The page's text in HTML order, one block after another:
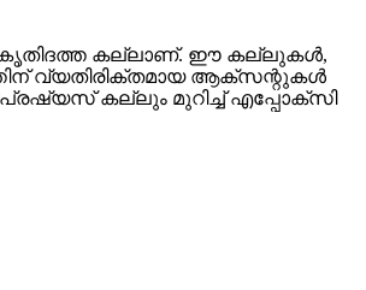
കല്ലാണ്. ഈ കല്ലുകൾ,
വ്യതിരിക്തമായ ആക്സന്റുകൾ
കല്ലും മുറിച്ച് എപ്പോക്സി